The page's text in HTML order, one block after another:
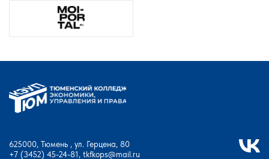
625000, Тюмень , ул. Герцена, 80
+7 (3452) 45-24-81, tkfkops@mail.ru